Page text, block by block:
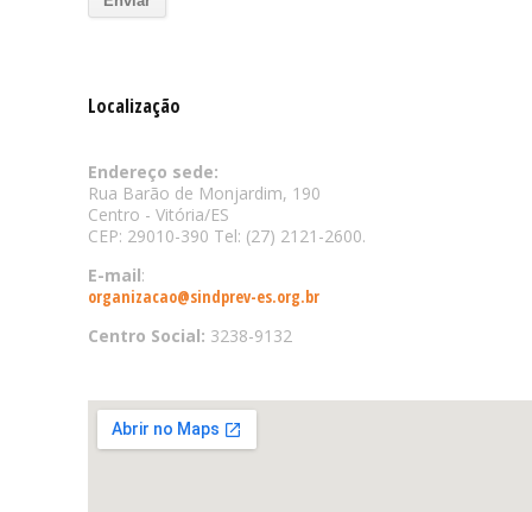
Localização
Endereço sede:
Rua Barão de Monjardim, 190
Centro - Vitória/ES
CEP: 29010-390 Tel: (27) 2121-2600.
E-mail:
organizacao@sindprev-es.org.br
Centro Social: 3238-9132